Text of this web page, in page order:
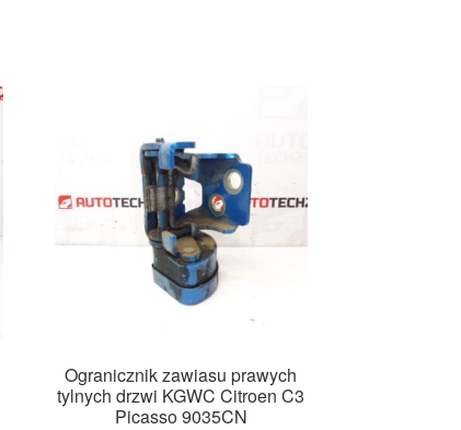
Ogranicznik zawiasu prawych
tylnych drzwi KGWC Citroen C3
Picasso 9035CN